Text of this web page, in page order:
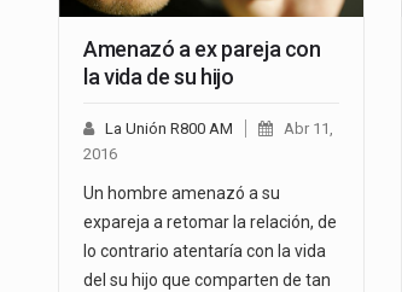
Amenazó a ex pareja con
la vida de su hijo
La Unión R800 AM
Abr 11,
2016
Un hombre amenazó a su
expareja a retomar la relación, de
lo contrario atentaría con la vida
del su hijo que comparten de tan